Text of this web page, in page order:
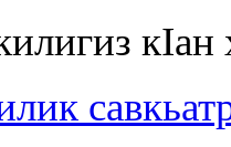
кIан